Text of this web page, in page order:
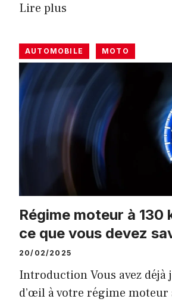
Lire plus
AUTOMOBILE MOTO
Régime moteur à 130
ce que vous devez
20/02/2025
Introduction Vous avez déjà
d’œil à votre régime moteur